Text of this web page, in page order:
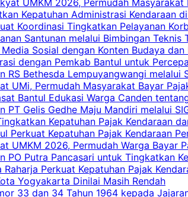
UMKM 2026, Permudah Masyarakat
Kepatuhan Administrasi Kendaraan
Koordinasi Tingkatkan Pelayanan
Santunan melalui Bimbingan Teknis
Sosial dengan Konten Budaya
dengan Pemkab Bantul untuk
RS Bethesda Lempuyangwangi
UMi, Permudah Masyarakat Bayar
Bantul Edukasi Warga Canden
PT Gelis Gedhe Maju Mandiri melalui
Kepatuhan Pajak Kendaraan
Perkuat Kepatuhan Pajak Kendaraan
UMKM 2026, Permudah Warga Bayar
PO Putra Pancasari untuk Tingkatkan
Perkuat Kepatuhan Pajak
Yogyakarta Dinilai Masih Rendah
33 dan 34 Tahun 1964 kepada